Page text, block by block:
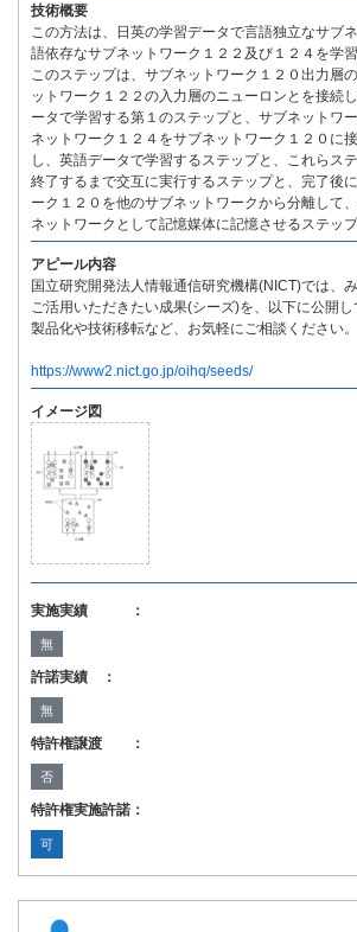
技術概要
この方法は、日英の学習データで言語独立なサブ
語依存なサブネットワーク１２２及び１２４を学
このステップは、サブネットワーク１２０出力層
ットワーク１２２の入力層のニューロンとを接続
ータで学習する第１のステップと、サブネットワ
ネットワーク１２４をサブネットワーク１２０に
し、英語データで学習するステップと、これらス
終了するまで交互に実行するステップと、完了後
ーク１２０を他のサブネットワークから分離して
ネットワークとして記憶媒体に記憶させるステップ
アピール内容
国立研究開発法人情報通信研究機構(NICT)では、
ご活用いただきたい成果(シーズ)を、以下に公開し
製品化や技術移転など、お気軽にご相談ください。
https://www2.nict.go.jp/oihq/seeds/
イメージ図
実施実績 ：
無
許諾実績 ：
無
特許権譲渡 ：
否
特許権実施許諾：
可